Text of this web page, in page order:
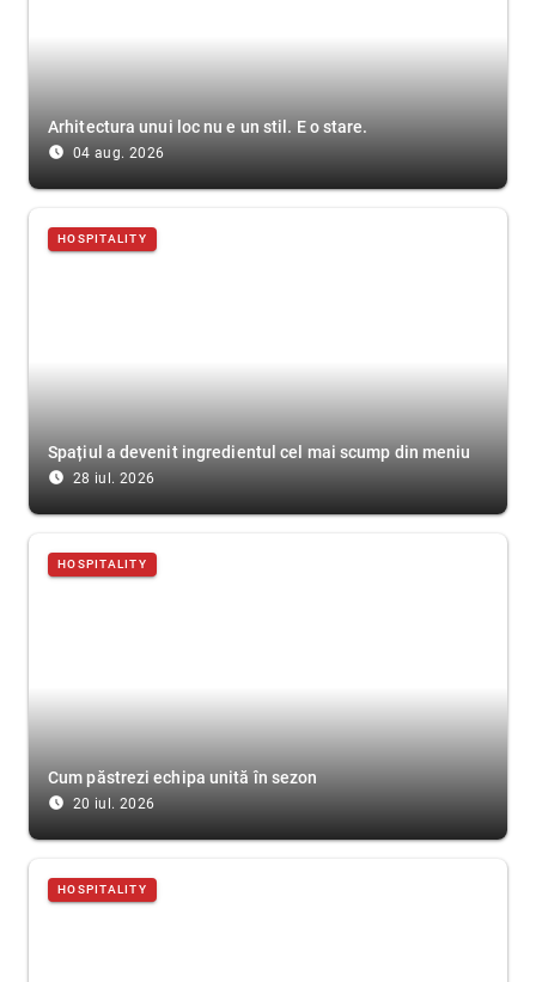
Arhitectura unui loc nu e un stil. E o stare.
access_time_filled 04 aug. 2026
HOSPITALITY
Spațiul a devenit ingredientul cel mai scump din meniu
access_time_filled 28 iul. 2026
HOSPITALITY
Cum păstrezi echipa unită în sezon
access_time_filled 20 iul. 2026
HOSPITALITY